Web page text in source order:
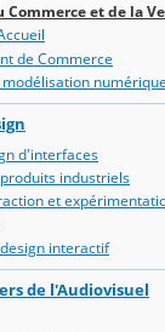
Commerce et de la
de Commerce
d'interfaces
industriels
et
interactif
de l'Audiovisuel